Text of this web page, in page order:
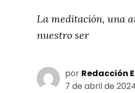
La meditación, una
nuestro ser
por Redacción
7 de abril de